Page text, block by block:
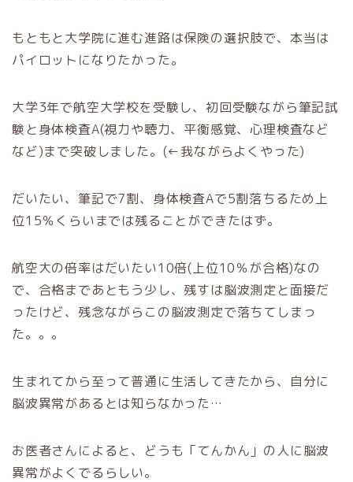
もともと大学院に進む進路は保険の選択肢で、本当は
パイロットになりたかった。
大学3年で航空大学校を受験し、初回受験ながら筆記試
験と身体検査A(視力や聴力、平衡感覚、心理検査など
など)まで突破しました。(←我ながらよくやった)
だいたい、筆記で7割、身体検査Aで5割落ちるため上
位15％くらいまでは残ることができたはず。
航空大の倍率はだいたい10倍(上位10％が合格)なの
で、合格まであともう少し、残すは脳波測定と面接だ
ったけど、残念ながらこの脳波測定で落ちてしまっ
た。。。
生まれてから至って普通に生活してきたから、自分に
脳波異常があるとは知らなかった…
お医者さんによると、どうも「てんかん」の人に脳波
異常がよくでるらしい。